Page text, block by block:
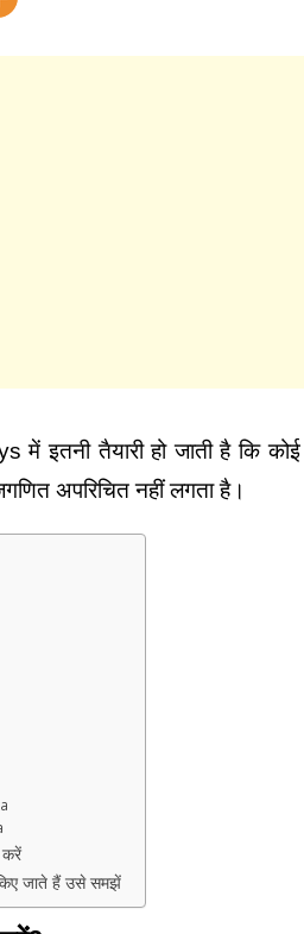
इतनी तैयारी हो जाती है कि
अपरिचित नहीं लगता है।
करें
जाते हैं उसे समझें